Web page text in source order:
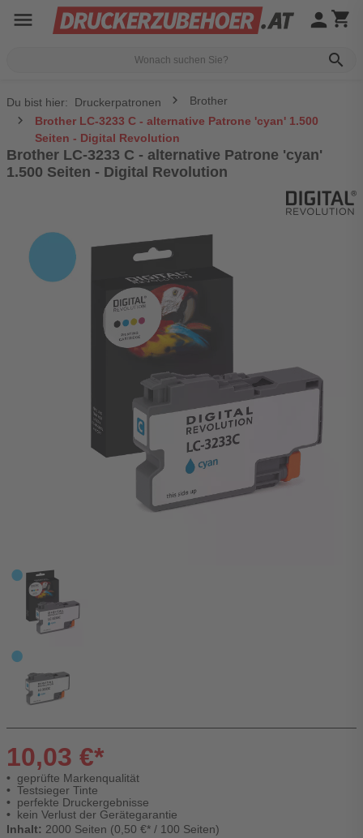
menu
search
person shopping_cart
Du bist hier: Druckerpatronen
Brother
Brother LC-3233 C - alternative Patrone 'cyan' 1.500
Seiten - Digital Revolution
Brother LC-3233 C - alternative Patrone 'cyan'
1.500 Seiten - Digital Revolution
10,03 €*
geprüfte Markenqualität
Testsieger Tinte
perfekte Druckergebnisse
kein Verlust der Gerätegarantie
Inhalt: 2000 Seiten (0,50 €* / 100 Seiten)